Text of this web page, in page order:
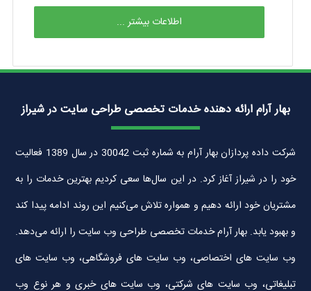
اطلاعات بیشتر ...
بهار آرام ارائه دهنده خدمات تخصصی طراحی سایت در شیراز
شرکت داده پردازان بهار آرام به شماره ثبت 30042 در سال 1389 فعالیت
خود را در شیراز آغاز کرد. در این سال‌ها سعی کردیم بهترین خدمات را به
مشتریان خود ارائه دهیم و همواره تلاش می‌کنیم این روند ادامه پیدا کند
و بهبود یابد. بهار آرام خدمات تخصصی طراحی وب سایت را ارائه می‌دهد.
وب سایت های اختصاصی، وب سایت های فروشگاهی، وب سایت های
تبلیغاتی، وب سایت های شرکتی، وب سایت های خبری و هر نوع وب